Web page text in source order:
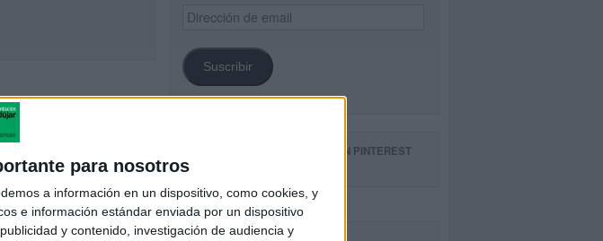
para nosotros
a información en un dispositivo, como cookies, y
e información estándar enviada por un dispositivo
y contenido, investigación de audiencia y
Dirección
de
Suscribir
SIGUE NUESTROS TABLEROS EN PINTEREST